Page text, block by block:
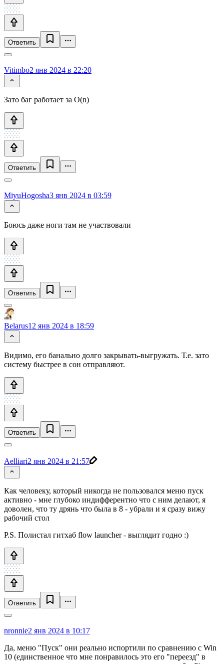
Ответить
Vitimbo2 янв 2024 в 22:20
Зато баг работает за O(n)
Ответить
MiyuHogosha3 янв 2024 в 03:59
Боюсь даже ноги там не участвовали
Ответить
Belarus12 янв 2024 в 18:59
Видимо, его банально долго закрывать-выгружать. Т.е. зато
систему быстрее в сон отправляют.
Ответить
Aelliari2 янв 2024 в 21:57
Как человеку, который никогда не пользовался меню пуск
активно - мне глубоко индифферентно что с ним делают, я
доволен, что ту дрянь что была в 8 - убрали и я сразу вижу
рабочий стол
P.S. Полистал гитхаб flow launcher - выглядит годно :)
Ответить
nronnie2 янв 2024 в 10:17
Да, меню "Пуск" они реально испортили по сравнению с Win
10 (единственное что мне понравилось это его "переезд" в